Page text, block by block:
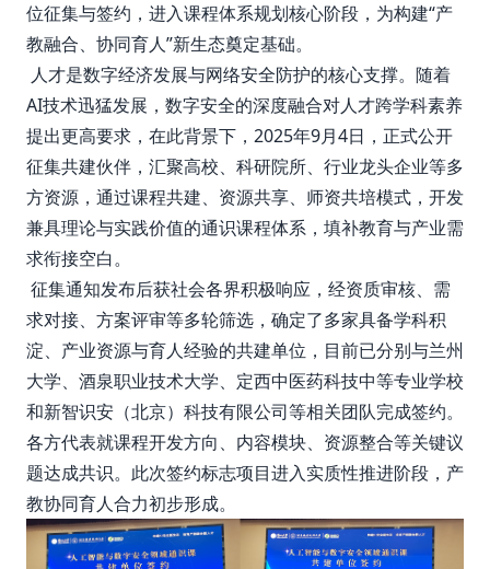
位征集与签约，进入课程体系规划核心阶段，为构建“产
教融合、协同育人”新生态奠定基础。
人才是数字经济发展与网络安全防护的核心支撑。随着
AI技术迅猛发展，数字安全的深度融合对人才跨学科素养
提出更高要求，在此背景下，2025年9月4日，正式公开
征集共建伙伴，汇聚高校、科研院所、行业龙头企业等多
方资源，通过课程共建、资源共享、师资共培模式，开发
兼具理论与实践价值的通识课程体系，填补教育与产业需
求衔接空白。
征集通知发布后获社会各界积极响应，经资质审核、需
求对接、方案评审等多轮筛选，确定了多家具备学科积
淀、产业资源与育人经验的共建单位，目前已分别与兰州
大学、酒泉职业技术大学、定西中医药科技中等专业学校
和新智识安（北京）科技有限公司等相关团队完成签约。
各方代表就课程开发方向、内容模块、资源整合等关键议
题达成共识。此次签约标志项目进入实质性推进阶段，产
教协同育人合力初步形成。